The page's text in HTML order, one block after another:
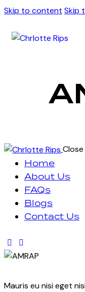
Skip to content Skip
Close
Home
About Us
FAQs
Blogs
Contact Us
Mauris eu nisi eget